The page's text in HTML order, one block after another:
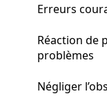
Erreurs
Réaction de
problèmes
Négliger